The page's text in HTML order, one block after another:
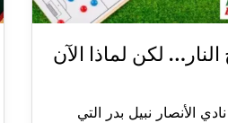
النار… لكن لماذا الآن
الأنصار نبيل بدر التي